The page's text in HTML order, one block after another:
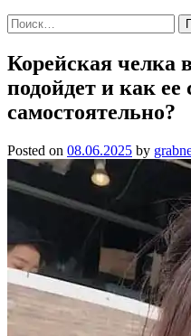
Найти:
Корейская челка
подойдет и как ее
самостоятельно?
Posted on 08.06.2025 by